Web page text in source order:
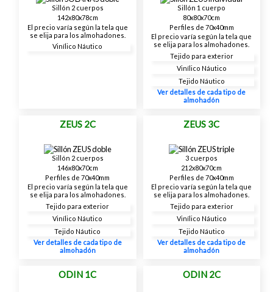
Sillón 2 cuerpos
142x80x78cm
El precio varía según la tela que
se elija para los almohadones.
Vinílico Náutico
Sillón 1 cuerpo
80x80x70cm
Perfiles de 70x40mm
El precio varía según la tela que
se elija para los almohadones.
Tejido para exterior
Vinílico Náutico
Tejido Náutico
Ver detalles de cada tipo de
almohadón
ZEUS 2C
Sillón 2 cuerpos
146x80x70cm
Perfiles de 70x40mm
El precio varía según la tela que
se elija para los almohadones.
Tejido para exterior
Vinílico Náutico
Tejido Náutico
Ver detalles de cada tipo de
almohadón
ZEUS 3C
3 cuerpos
212x80x70cm
Perfiles de 70x40mm
El precio varía según la tela que
se elija para los almohadones.
Tejido para exterior
Vinílico Náutico
Tejido Náutico
Ver detalles de cada tipo de
almohadón
ODIN 1C ODIN 2C